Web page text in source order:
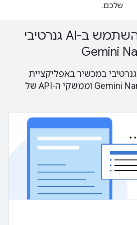
שלכם.
איך מתחילים להשתמש ב-AI גנרטיבי
אפשר להשתמש ב-AI גנרטיבי במכשיר באפליקציית
Android באמצעות Gemini Nano וממשקי ה-API של